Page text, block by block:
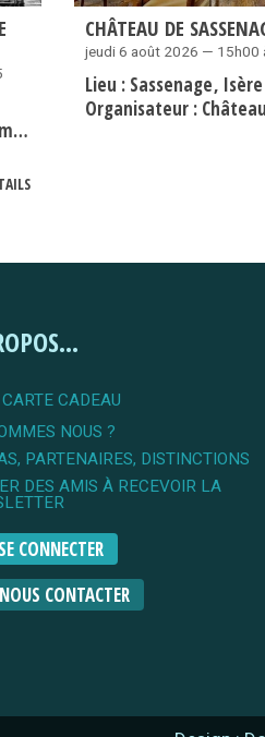
CHÂTEAU DE
jeudi 6 août 2026 — 15h00
Lieu : Sassenage Isère
Organisateur :
CARTE CADEAU
NOUS ?
PARTENAIRES, DISTINCTIONS
DES AMIS À RECEVOIR LA
SE CONNECTER
NOUS CONTACTER